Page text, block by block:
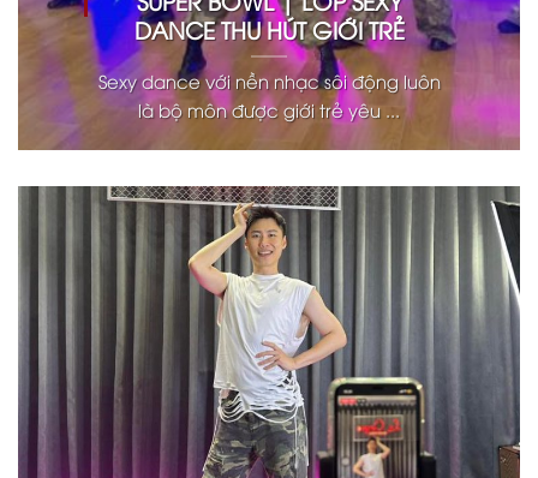
DANCE THU HÚT GIỚI TRẺ
Sexy dance với nền nhạc sôi động luôn
là bộ môn được giới trẻ yêu ...